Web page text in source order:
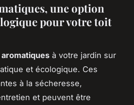
une option
pour votre toit
à votre jardin sur
et écologique. Ces
à la sécheresse,
et peuvent être